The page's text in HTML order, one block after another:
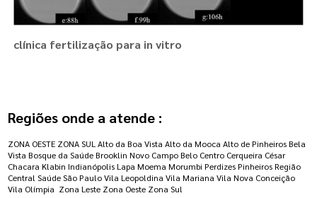
clínica fertilização para in vitro
Regiões onde a atende :
ZONA OESTE ZONA SUL Alto da Boa Vista Alto da Mooca Alto de Pinheiros Bela
Vista Bosque da Saúde Brooklin Novo Campo Belo Centro Cerqueira César
Chacara Klabin Indianópolis Lapa Moema Morumbi Perdizes Pinheiros Região
Central Saúde São Paulo Vila Leopoldina Vila Mariana Vila Nova Conceição
Vila Olímpia Zona Leste Zona Oeste Zona Sul